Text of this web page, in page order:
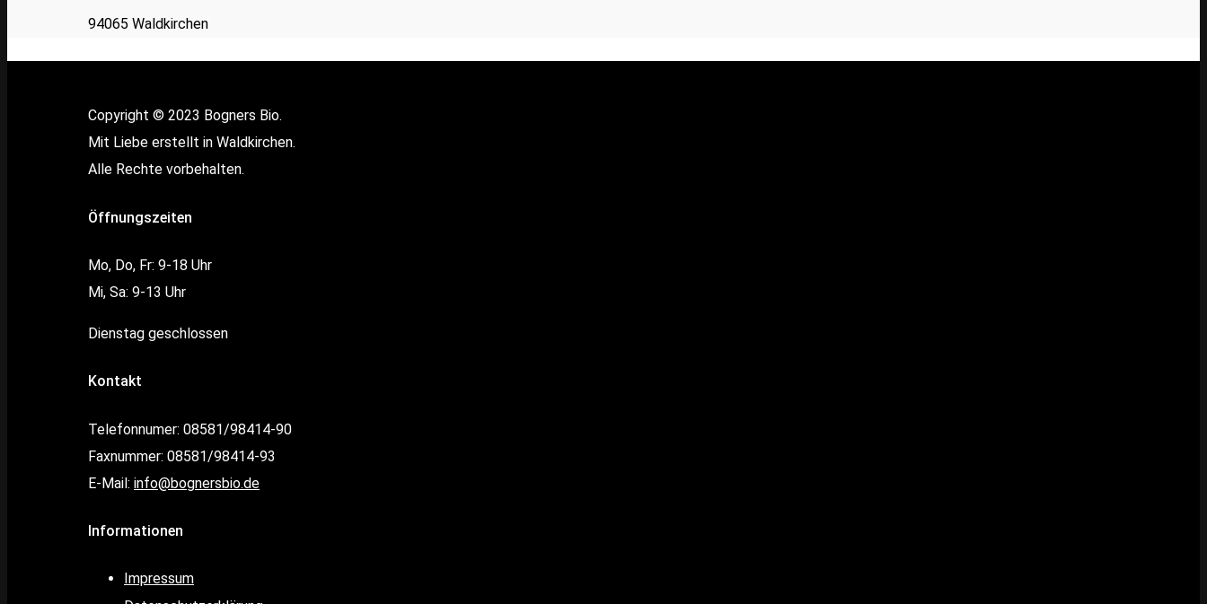
94065 Waldkirchen
Copyright © 2023 Bogners Bio.
Mit Liebe erstellt in Waldkirchen.
Alle Rechte vorbehalten.
Öffnungszeiten
Mo, Do, Fr: 9-18 Uhr
Mi, Sa: 9-13 Uhr
Dienstag geschlossen
Kontakt
Telefonnumer: 08581/98414-90
Faxnummer: 08581/98414-93
E-Mail: info@bognersbio.de
Informationen
Impressum